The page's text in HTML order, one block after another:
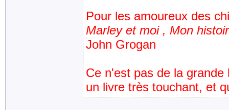
Pour les amoureux des
Marley et moi , Mon
John Grogan
Ce n'est pas de la
un livre très touchant, et